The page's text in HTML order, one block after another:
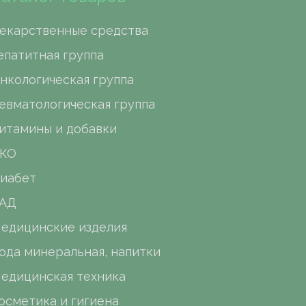
средства
группа
группа
группа
и добавки
изделия
минеральная, напитки
техника
и гигиена